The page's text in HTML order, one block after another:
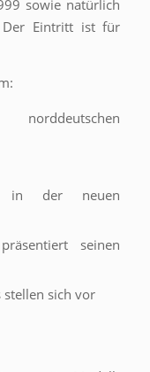
sowie natürlich
Der Eintritt ist für
in der neuen
seinen
sich vor